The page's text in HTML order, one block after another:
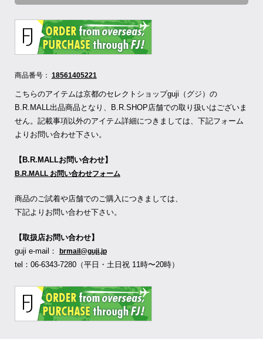
商品番号： 18561405221
こちらのアイテムは京都のセレクトショップguji（グジ）の
B.R.MALL出品商品となり、B.R.SHOP店舗での取り扱いはございま
せん。記載事項以外のアイテム詳細につきましては、下記フォーム
よりお問い合わせ下さい。
【B.R.MALLお問い合わせ】
B.R.MALL お問い合わせフォーム
商品のご試着や店舗でのご購入につきましては、
下記よりお問い合わせ下さい。
【取扱店お問い合わせ】
guji e-mail：
brmail@guji.jp
tel：06-6343-7280（平日・土日祝 11時〜20時）